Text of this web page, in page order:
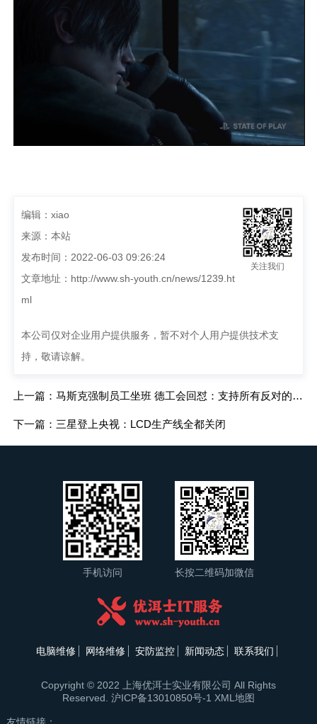
关注我们
编辑：xiao
来源：本站
发布时间：2022-06-03 09:26:24
文章地址： http://www.sh-youth.cn/news/1239.ht
ml
本公司仅对企业用户提供服务，暂不对个人用户提供技术支
持，敬请谅解。
上一篇：马斯克强制员工坐班 德工会回怼：支持所有反对的员工
下一篇：三星登上央视：LCD生产线全都关闭
手机访问 长按二维码加微信
电脑维修 网络维修 安防监控 新闻动态 联系我们
Copyright © 2022 上海优洱士实业有限公司 All Rights
Reserved. 沪ICP备13010850号-1 XML地图
友情链接：